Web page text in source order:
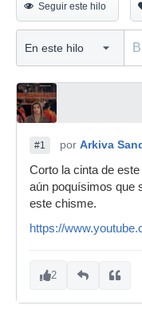
Seguir este hilo
#1 por Arkiva
Corto la cinta de
aún poquísimos que
este chisme.
https://
2